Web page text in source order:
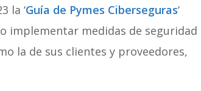
la ‘Guía de Pymes Ciberseguras‘
implementar medidas de seguridad
la de sus clientes y proveedores,